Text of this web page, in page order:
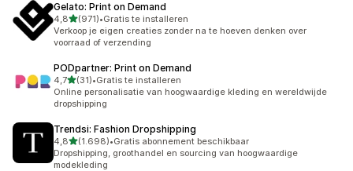
Gelato: Print on Demand
4,8van 5 sterren
(971)
971 recensies in totaal
•Gratis te installeren
Verkoop je eigen creaties zonder na te hoeven denken over
voorraad of verzending
PODpartner: Print on Demand
4,7van 5 sterren
(31)
31 recensies in totaal
•Gratis te installeren
Online personalisatie van hoogwaardige kleding en wereldwijde
dropshipping
Trendsi: Fashion Dropshipping
4,8van 5 sterren
(1.698)
1698 recensies in totaal
•Gratis abonnement beschikbaar
Dropshipping, groothandel en sourcing van hoogwaardige
modekleding